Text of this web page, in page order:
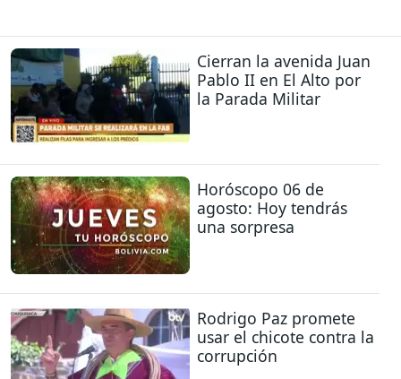
Cierran la avenida Juan
Pablo II en El Alto por
la Parada Militar
Horóscopo 06 de
agosto: Hoy tendrás
una sorpresa
Rodrigo Paz promete
usar el chicote contra la
corrupción